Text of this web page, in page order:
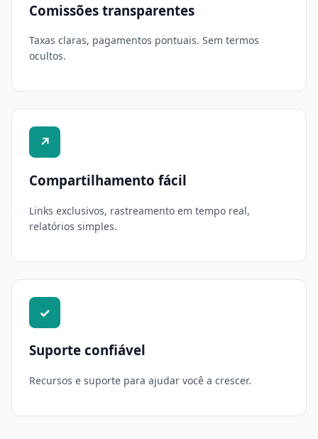
Comissões transparentes
Taxas claras, pagamentos pontuais. Sem termos
ocultos.
↗
Compartilhamento fácil
Links exclusivos, rastreamento em tempo real,
relatórios simples.
✓
Suporte confiável
Recursos e suporte para ajudar você a crescer.